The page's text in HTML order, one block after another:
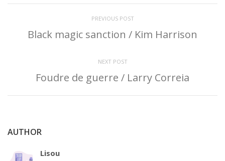
PREVIOUS POST
Black magic sanction / Kim Harrison
NEXT POST
Foudre de guerre / Larry Correia
AUTHOR
Lisou